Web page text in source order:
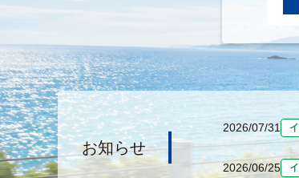
お知らせ
2026/07/31
2026/06/25